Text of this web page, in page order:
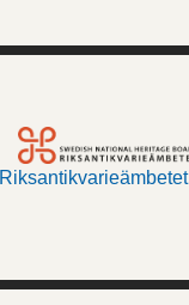
Riksantikvarieämbetet